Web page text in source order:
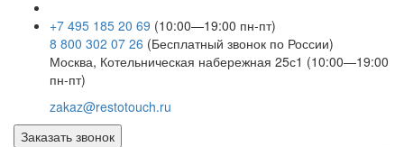
+7 495 185 20 69 (10:00—19:00 пн-пт)
8 800 302 07 26 (Бесплатный звонок по России)
Москва, Котельническая набережная 25с1 (10:00—19:00
пн-пт)
zakaz@restotouch.ru
Заказать звонок